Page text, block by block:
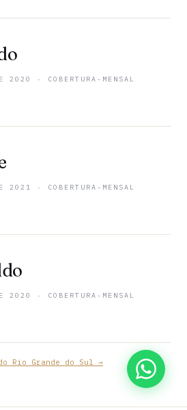
2020 · COBERTURA-MENSAL
2021 · COBERTURA-MENSAL
2020 · COBERTURA-MENSAL
Rio Grande do Sul →